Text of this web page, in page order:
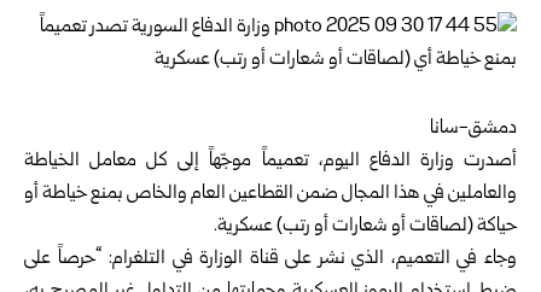
دمشق-سانا
أصدرت وزارة الدفاع اليوم، تعميماً موجّهاً إلى كل معامل الخياطة
والعاملين في هذا المجال ضمن القطاعين العام والخاص بمنع خياطة أو
حياكة (لصاقات أو شعارات أو رتب) عسكرية.
وجاء في التعميم، الذي نشر على قناة الوزارة في التلغرام: “حرصاً على